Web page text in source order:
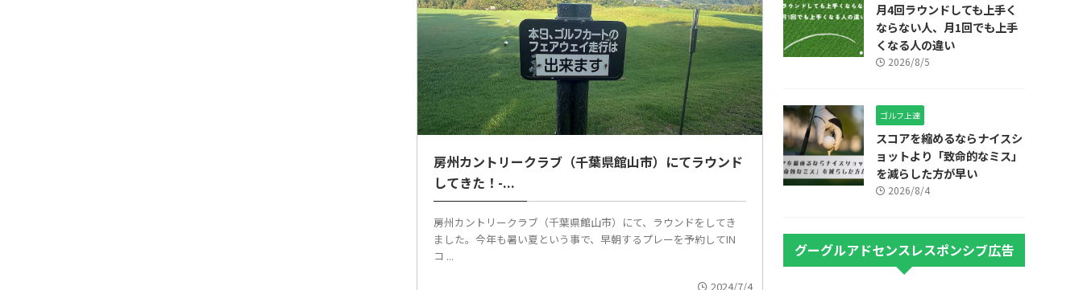
房州カントリークラブ（千葉県館山市）にてラウンド
してきた！-...
房州カントリークラブ（千葉県館山市）にて、ラウンドをしてき
ました。今年も暑い夏という事で、早朝するプレーを予約してIN
コ ...
2024/7/4
月4回ラウンドしても上手く
ならない人、月1回でも上手
くなる人の違い
2026/8/5
ゴルフ上達
スコアを縮めるならナイスシ
ョットより「致命的なミス」
を減らした方が早い
2026/8/4
グーグルアドセンスレスポンシブ広告